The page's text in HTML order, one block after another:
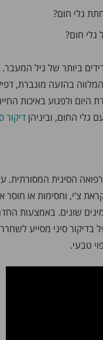
גלי חום?
גלי חום?
ביותר של גיל המעבר.
בהזעה מוגברת,
היום ולפגוע באיכות
גלי החום, וביניהןדיקור
הסינית המסורתית.
צ’י, וחסימות או חוסר
שונים. באמצעות
בדיקור סיני מסייע
טבעי.